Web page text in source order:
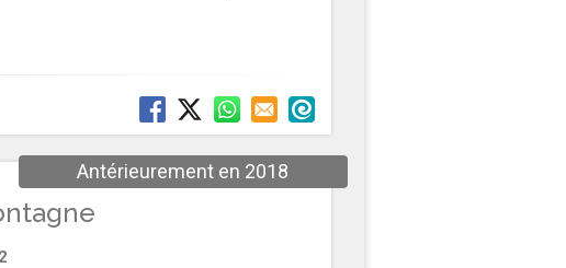
Antérieurement en 2018